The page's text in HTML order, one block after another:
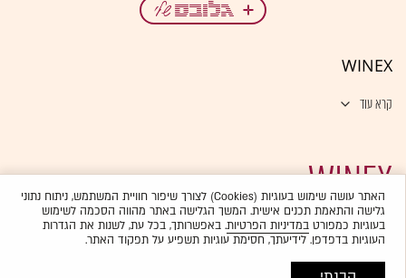
WINEX
קרא עוד
WINEX
האתר עושה שימוש בעוגיות (Cookies) לצורך שיפור חוויית המשתמש, ניתוח נתוני
גלישה והתאמת תכנים אישית. המשך הגלישה באתר מהווה הסכמה לשימוש
בעוגיות כמפורטבמדיניות הפרטיות. באפשרותך, בכל עת, לשנות את הגדרות
העוגיות בדפדפן. לידיעתך, חסימת עוגיות תשפיע על תפקוד האתר.